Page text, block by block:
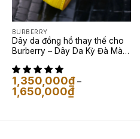
BURBERRY
Dây da đồng hồ thay thế cho
Burberry – Dây Da Kỳ Đà Màu
1,350,000₫ –
1,650,000₫Khoảng
giá: